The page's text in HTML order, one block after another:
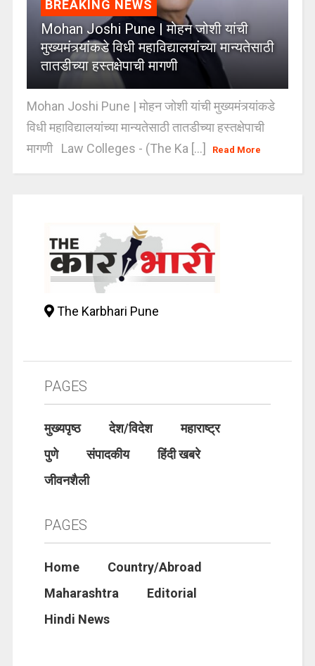
BREAKING NEWS
Mohan Joshi Pune | मोहन जोशी यांची
मुख्यमंत्र्यांकडे विधी महाविद्यालयांच्या मान्यतेसाठी
तातडीच्या हस्तक्षेपाची मागणी
Mohan Joshi Pune | मोहन जोशी यांची मुख्यमंत्र्यांकडे
विधी महाविद्यालयांच्या मान्यतेसाठी तातडीच्या हस्तक्षेपाची
मागणी Law Colleges - (The Ka [...]
Read More
The Karbhari Pune
PAGES
मुख्यपृष्ठ देश/विदेश
महाराष्ट्र
पुणे
संपादकीय
हिंदी खबरे
जीवनशैली
PAGES
Home
Country/Abroad
Maharashtra
Editorial
Hindi News